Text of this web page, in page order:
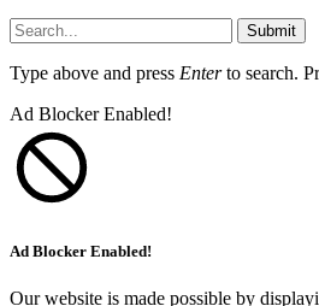
Submit
Type above and press Enterto search.
Ad Blocker Enabled!
Ad Blocker Enabled!
Our website is made possible by